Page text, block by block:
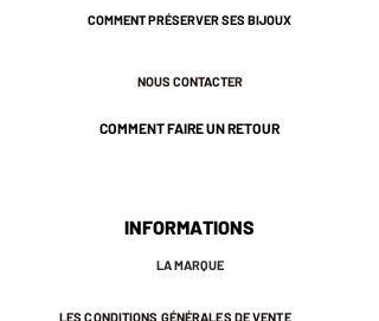
COMMENT PRÉSERVER SES BIJOUX
NOUS CONTACTER
COMMENT FAIRE UN RETOUR
INFORMATIONS
LA MARQUE
LES CONDITIONS GÉNÉRALES DE VENTE